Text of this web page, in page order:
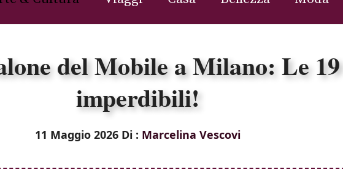
del Mobile a Milano: Le
imperdibili!
11 Maggio 2026 Di : Marcelina Vescovi